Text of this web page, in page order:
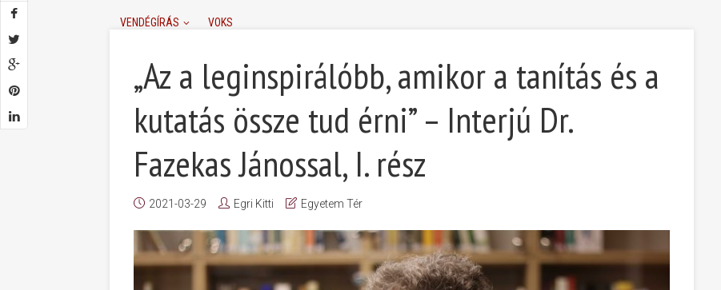
VENDÉGÍRÁS VOKS
„Az a leginspirálóbb, amikor a tanítás és a
kutatás össze tud érni” – Interjú Dr.
Fazekas Jánossal, I. rész
2021-03-29 Egri Kitti Egyetem Tér